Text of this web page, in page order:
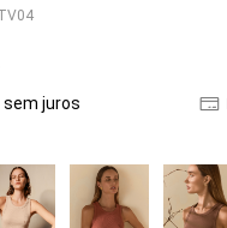
sem juros